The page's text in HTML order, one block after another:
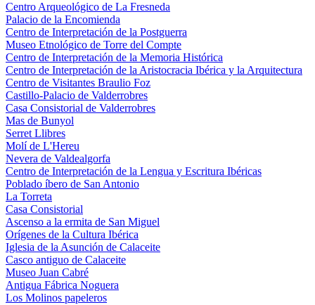
Centro Arqueológico de La Fresneda
Palacio de la Encomienda
Centro de Interpretación de la Postguerra
Museo Etnológico de Torre del Compte
Centro de Interpretación de la Memoria Histórica
Centro de Interpretación de la Aristocracia Ibérica y la Arquitectura
Centro de Visitantes Braulio Foz
Castillo-Palacio de Valderrobres
Casa Consistorial de Valderrobres
Mas de Bunyol
Serret Llibres
Molí de L'Hereu
Nevera de Valdealgorfa
Centro de Interpretación de la Lengua y Escritura Ibéricas
Poblado íbero de San Antonio
La Torreta
Casa Consistorial
Ascenso a la ermita de San Miguel
Orígenes de la Cultura Ibérica
Iglesia de la Asunción de Calaceite
Casco antiguo de Calaceite
Museo Juan Cabré
Antigua Fábrica Noguera
Los Molinos papeleros